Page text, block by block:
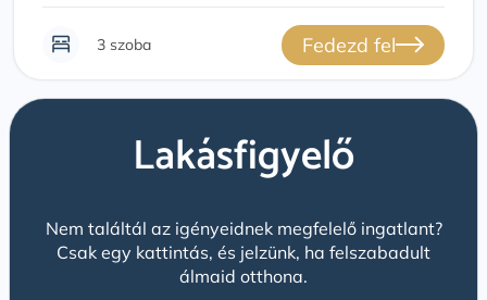
3 szoba Fedezd fel
Lakásfigyelő
Nem találtál az igényeidnek megfelelő ingatlant?
Csak egy kattintás, és jelzünk, ha felszabadult
álmaid otthona.